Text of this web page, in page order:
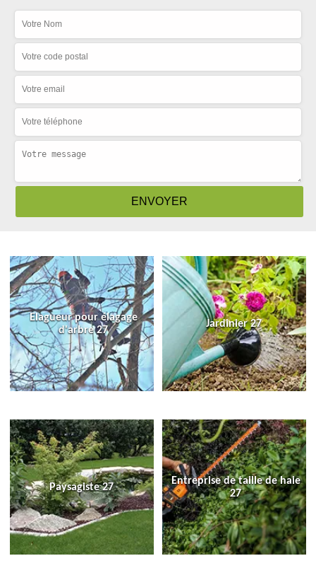
Elagueur pour élagage
d'arbre 27
Jardinier 27
Paysagiste 27
Entreprise de taille de haie
27